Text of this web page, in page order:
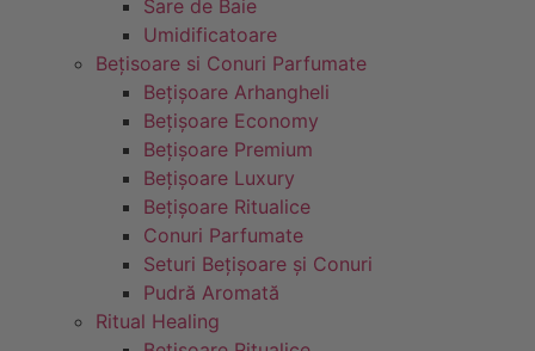
Sare de Baie
Umidificatoare
Bețisoare si Conuri Parfumate
Bețișoare Arhangheli
Bețișoare Economy
Bețișoare Premium
Bețișoare Luxury
Bețișoare Ritualice
Conuri Parfumate
Seturi Bețișoare și Conuri
Pudră Aromată
Ritual Healing